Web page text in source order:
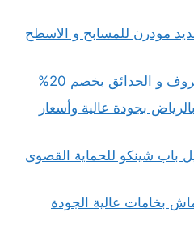
مودرن للمسابح و الاسطح
و الحدائق بخصم 20%
بجودة عالية وأسعار
باب شينكو للحماية القصوى
بخامات عالية الجودة